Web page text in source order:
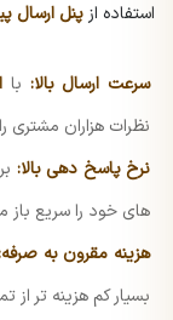
استفاده از پنل ارسال
سرعت ارسال بالا: با
نظرات هزاران مشتری
نرخ پاسخ دهی بالا:
های خود را سریع
هزینه مقرون به
بسیار کم هزینه تر